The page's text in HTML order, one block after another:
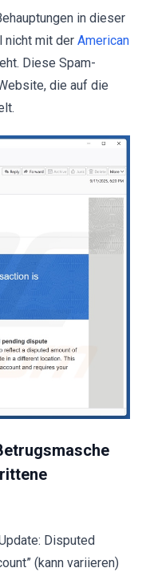
in dieser
nicht mit der American
Diese Spam-
die auf die
Disputed
(kann variieren)